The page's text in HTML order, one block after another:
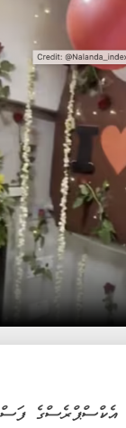
އެކްސްޕްރެސްގެ